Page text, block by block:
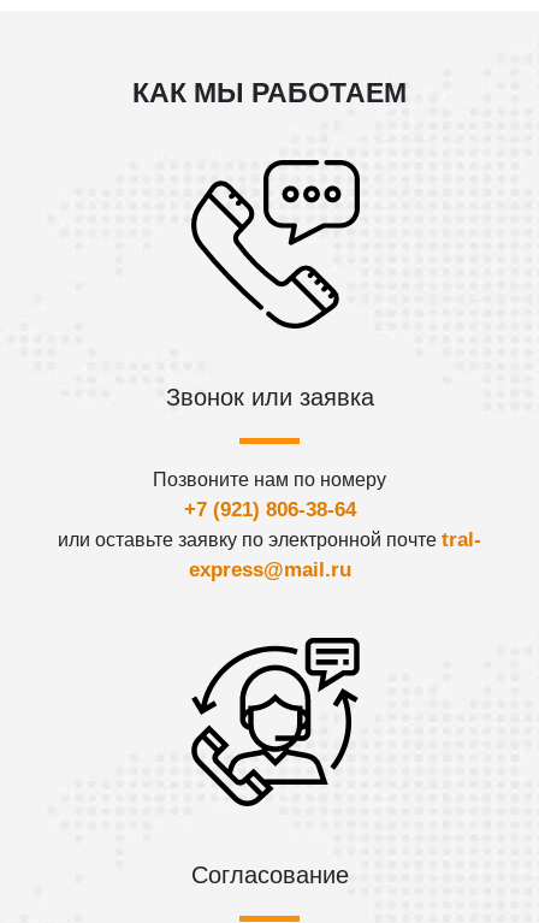
КАК МЫ РАБОТАЕМ
Звонок или заявка
Позвоните нам по номеру
+7 (921) 806-38-64
или оставьте заявку по электронной почте tral-
express@mail.ru
Согласование